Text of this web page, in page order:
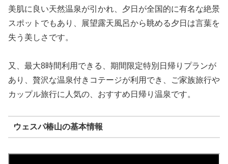
美肌に良い天然温泉が引かれ、夕日が全国的に有名な絶景
スポットでもあり、展望露天風呂から眺める夕日は言葉を
失う美しさです。
又、最大8時間利用できる、期間限定特別日帰りプランが
あり、贅沢な温泉付きコテージが利用でき、ご家族旅行や
カップル旅行に人気の、おすすめ日帰り温泉です。
ウェスパ椿山の基本情報